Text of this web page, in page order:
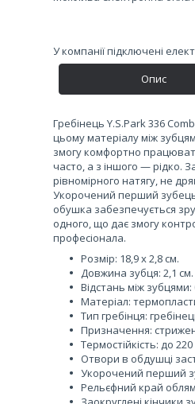
У компанії підключені
Опис
Гребінець Y.S.Park 336
цьому матеріалу між
змогу комфортно
часто, а з іншого — рідко.
рівномірного натягу, не
Укорочений перший
обушка забезпечується
одного, що дає змогу
професіонала.
Розмір: 18,9 х 2,8 см.
Довжина зубця: 2,1 см.
Відстань між
Матеріал:
Тип гребінця:
Призначення:
Термостійкість: до 220
Отвори в обдушці
Укорочений перший
Рельєфний край